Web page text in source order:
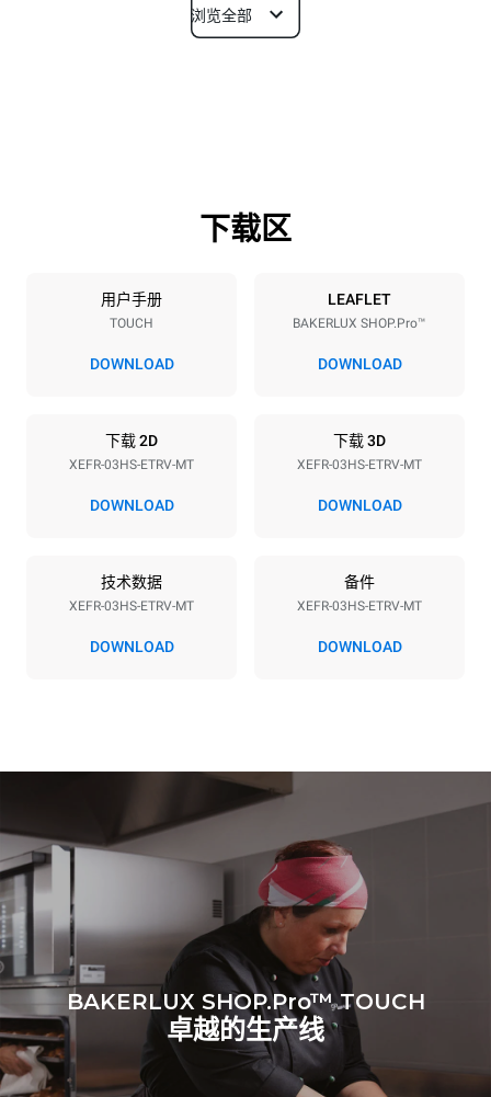
尺寸
烤盘规格
3 460x330
烤盘间距
220-240V 1~ 3 kW
*电力能耗（kwh）和co2排放
通过选择购买由可再生能源
生产的能源，后者可以被消
Protocol
浏览全部
下载区
用户手册
TOUCH
DOWNLOAD
LEAFLET
BAKERLUX SHOP.Pro™
DOWNLOAD
下载 2D
XEFR-03HS-ETRV-MT
DOWNLOAD
下载 3D
XEFR-03HS-ETRV-MT
DOWNLOAD
技术数据
XEFR-03HS-ETRV-MT
DOWNLOAD
备件
XEFR-03HS-ETRV-MT
DOWNLOAD
BAKERLUX SHOP.Pro™ TOUCH
卓越的生产线